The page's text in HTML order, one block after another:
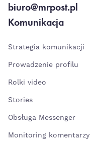
biuro@mrpost.pl
Komunikacja
Strategia komunikacji
Prowadzenie profilu
Rolki video
Stories
Obsługa Messenger
Monitoring komentarzy